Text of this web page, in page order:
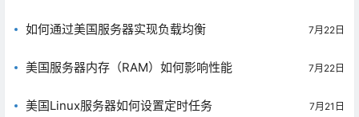
如何通过美国服务器实现负载均衡 7月22日
美国服务器内存（RAM）如何影响性能 7月22日
美国Linux服务器如何设置定时任务 7月21日